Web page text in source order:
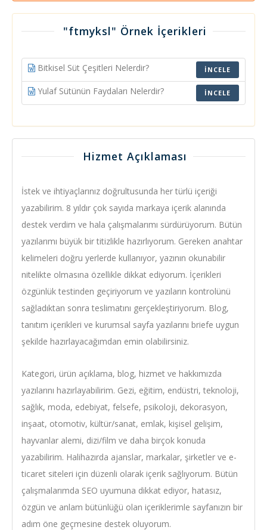
"ftmyksl" Örnek İçerikleri
Bitkisel Süt Çeşitleri Nelerdir? İNCELE
Yulaf Sütünün Faydaları Nelerdir? İNCELE
Hizmet Açıklaması
İstek ve ihtiyaçlarınız doğrultusunda her türlü içeriği
yazabilirim. 8 yıldır çok sayıda markaya içerik alanında
destek verdim ve hala çalışmalarımı sürdürüyorum. Bütün
yazılarımı büyük bir titizlikle hazırlıyorum. Gereken anahtar
kelimeleri doğru yerlerde kullanıyor, yazının okunabilir
nitelikte olmasına özellikle dikkat ediyorum. İçerikleri
özgünlük testinden geçiriyorum ve yazıların kontrolünü
sağladıktan sonra teslimatını gerçekleştiriyorum. Blog,
tanıtım içerikleri ve kurumsal sayfa yazılarını briefe uygun
şekilde hazırlayacağımdan emin olabilirsiniz.
Kategori, ürün açıklama, blog, hizmet ve hakkımızda
yazılarını hazırlayabilirim. Gezi, eğitim, endüstri, teknoloji,
sağlık, moda, edebiyat, felsefe, psikoloji, dekorasyon,
inşaat, otomotiv, kültür/sanat, emlak, kişisel gelişim,
hayvanlar alemi, dizi/film ve daha birçok konuda
yazabilirim. Halihazırda ajanslar, markalar, şirketler ve e-
ticaret siteleri için düzenli olarak içerik sağlıyorum. Bütün
çalışmalarımda SEO uyumuna dikkat ediyor, hatasız,
özgün ve anlam bütünlüğü olan içeriklerimle sayfanızın bir
adım öne geçmesine destek oluyorum.